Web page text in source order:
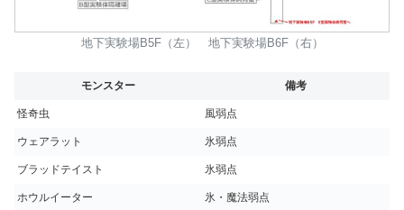
地下実験場B5F（左） 地下実験場B6F（右）
モンスター 備考
怪奇虫 風弱点
ウェアラット 氷弱点
ブラッドテイスト 氷弱点
ホウルイーター 氷・魔法弱点